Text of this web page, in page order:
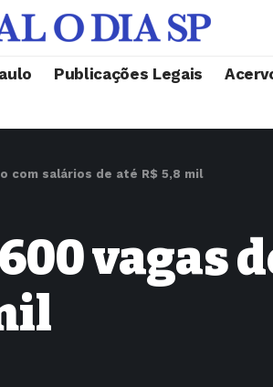
Publicações Legais
com salários de até R$ 5,8 mil
vagas